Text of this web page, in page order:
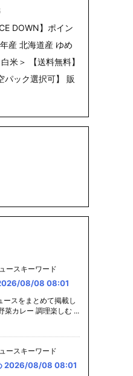
DOWN】ポイン
産 北海道産 ゆめ
米＞ 【送料無料】
パック選択可】 販
ースキーワード
08/08 08:01
ースをまとめて掲載し
菜カレー 調理楽しむ ...
ースキーワード
2026/08/08 08:01